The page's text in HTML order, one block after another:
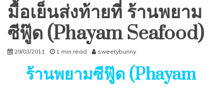
มื้อเย็นส่งท้ายที่ ร้านพยาม
ซีฟู๊ด (Phayam Seafood)
29/03/2011 1 min read sweetybunny
ร้านพยามซีฟู๊ด (Phayam